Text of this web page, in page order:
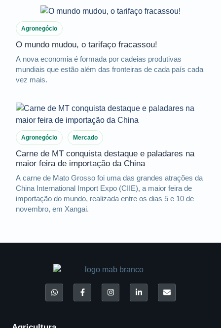
Agronegócio
O mundo mudou, o tarifaço fracassou!
A nova economia é formada por cadeias produtivas
mundiais que estão além das fronteiras de cada país cada
vez mais.
Agronegócio Mercado
Carne de MT conquista destaque e paladares na
maior feira de importação da China
A carne de Mato Grosso foi uma das grandes atrações da
China International Import Expo (CIIE), a maior feira de
importação do mundo, realizada entre os dias 5 e 10 de
novembro, em Xangai.